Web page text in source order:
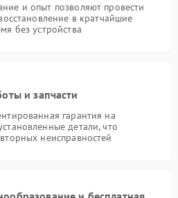
и опыт позволяют провести
в кратчайшие
без устройства
и запчасти
гарантия на
детали, что
неисправностей